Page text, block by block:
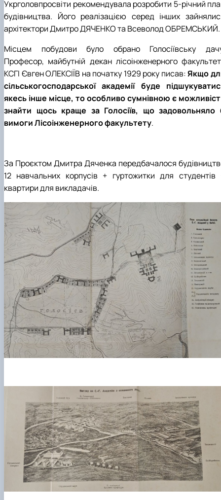
До Дня Державного Прапора України
(23.08.2025)
Ялинкові прикраси (25.12.2024)
1938 рік
1939 рік
1948 рік
1949 рік
1957 рік
1958 рік
1959 рік
1966 рік
1967 рік
1968 рік
1975 рік
1976 рік
1979 рік
Укрголовпросвіти рекомендувала розробити 5-річний
будівництва. Його реалізацією серед інших
архітектори Дмитро ДЯЧЕНКО та Всеволод ОБРЕМСЬКИЙ.
Місцем побудови було обрано Голосіївську
Професор, майбутній декан лісоінженерного
КСГІ Євген ОЛЕКСІЇВ на початку 1929 року писав:Якщо
сільськогосподарської академії буде
якесь інше місце, то особливо сумнівною є
знайти щось краще за Голосіїв, що задовольняло
вимоги Лісоінженерного факультету.
За Проєктом Дмитра Дяченка передбачалося
12 навчальних корпусів + гуртожитки для студентів
квартири для викладачів.